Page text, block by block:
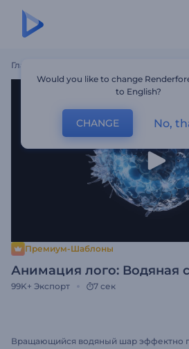
Главная
Премиум-Шаблоны
Анимация лого: Водяная
99K+ Экспорт 7 сек
Вращающийся водяный шар эффектно
Would you like to change
to English?
CHANGE No,